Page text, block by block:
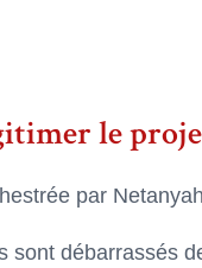
le
par
débarrassés